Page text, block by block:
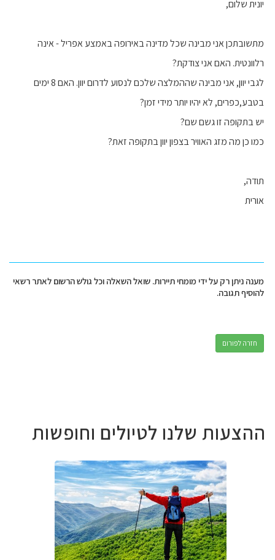
יונית שלום,
מתשובתכן אני מבינה שכל מדינה באירופה באמצע אפריל - אינה
רלוונטית. האם אני צודקת?
לגבי יוון, אני מבינה שההמלצה שלכם לנסוע לדרום יוון. האם 8 ימים
בטבע,כפרים, לא יהיו יותר מידי זמן?
יש בתקופה זו גשם שם?
כמו כן מה מזג האוויר בצפון יוון בתקופה זאת?
תודה,
אורית
מענה ניתן רק על ידי מומחי תיירות. שואל השאלה וכל גולש הרשום לאתר רשאי
להוסיף תגובה.
חזרה לפורום
ההצעות שלנו לטיולים וחופשות